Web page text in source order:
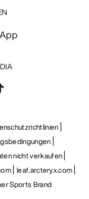
nicht verkaufen
leaf.arcteryx.com
Sports Brand